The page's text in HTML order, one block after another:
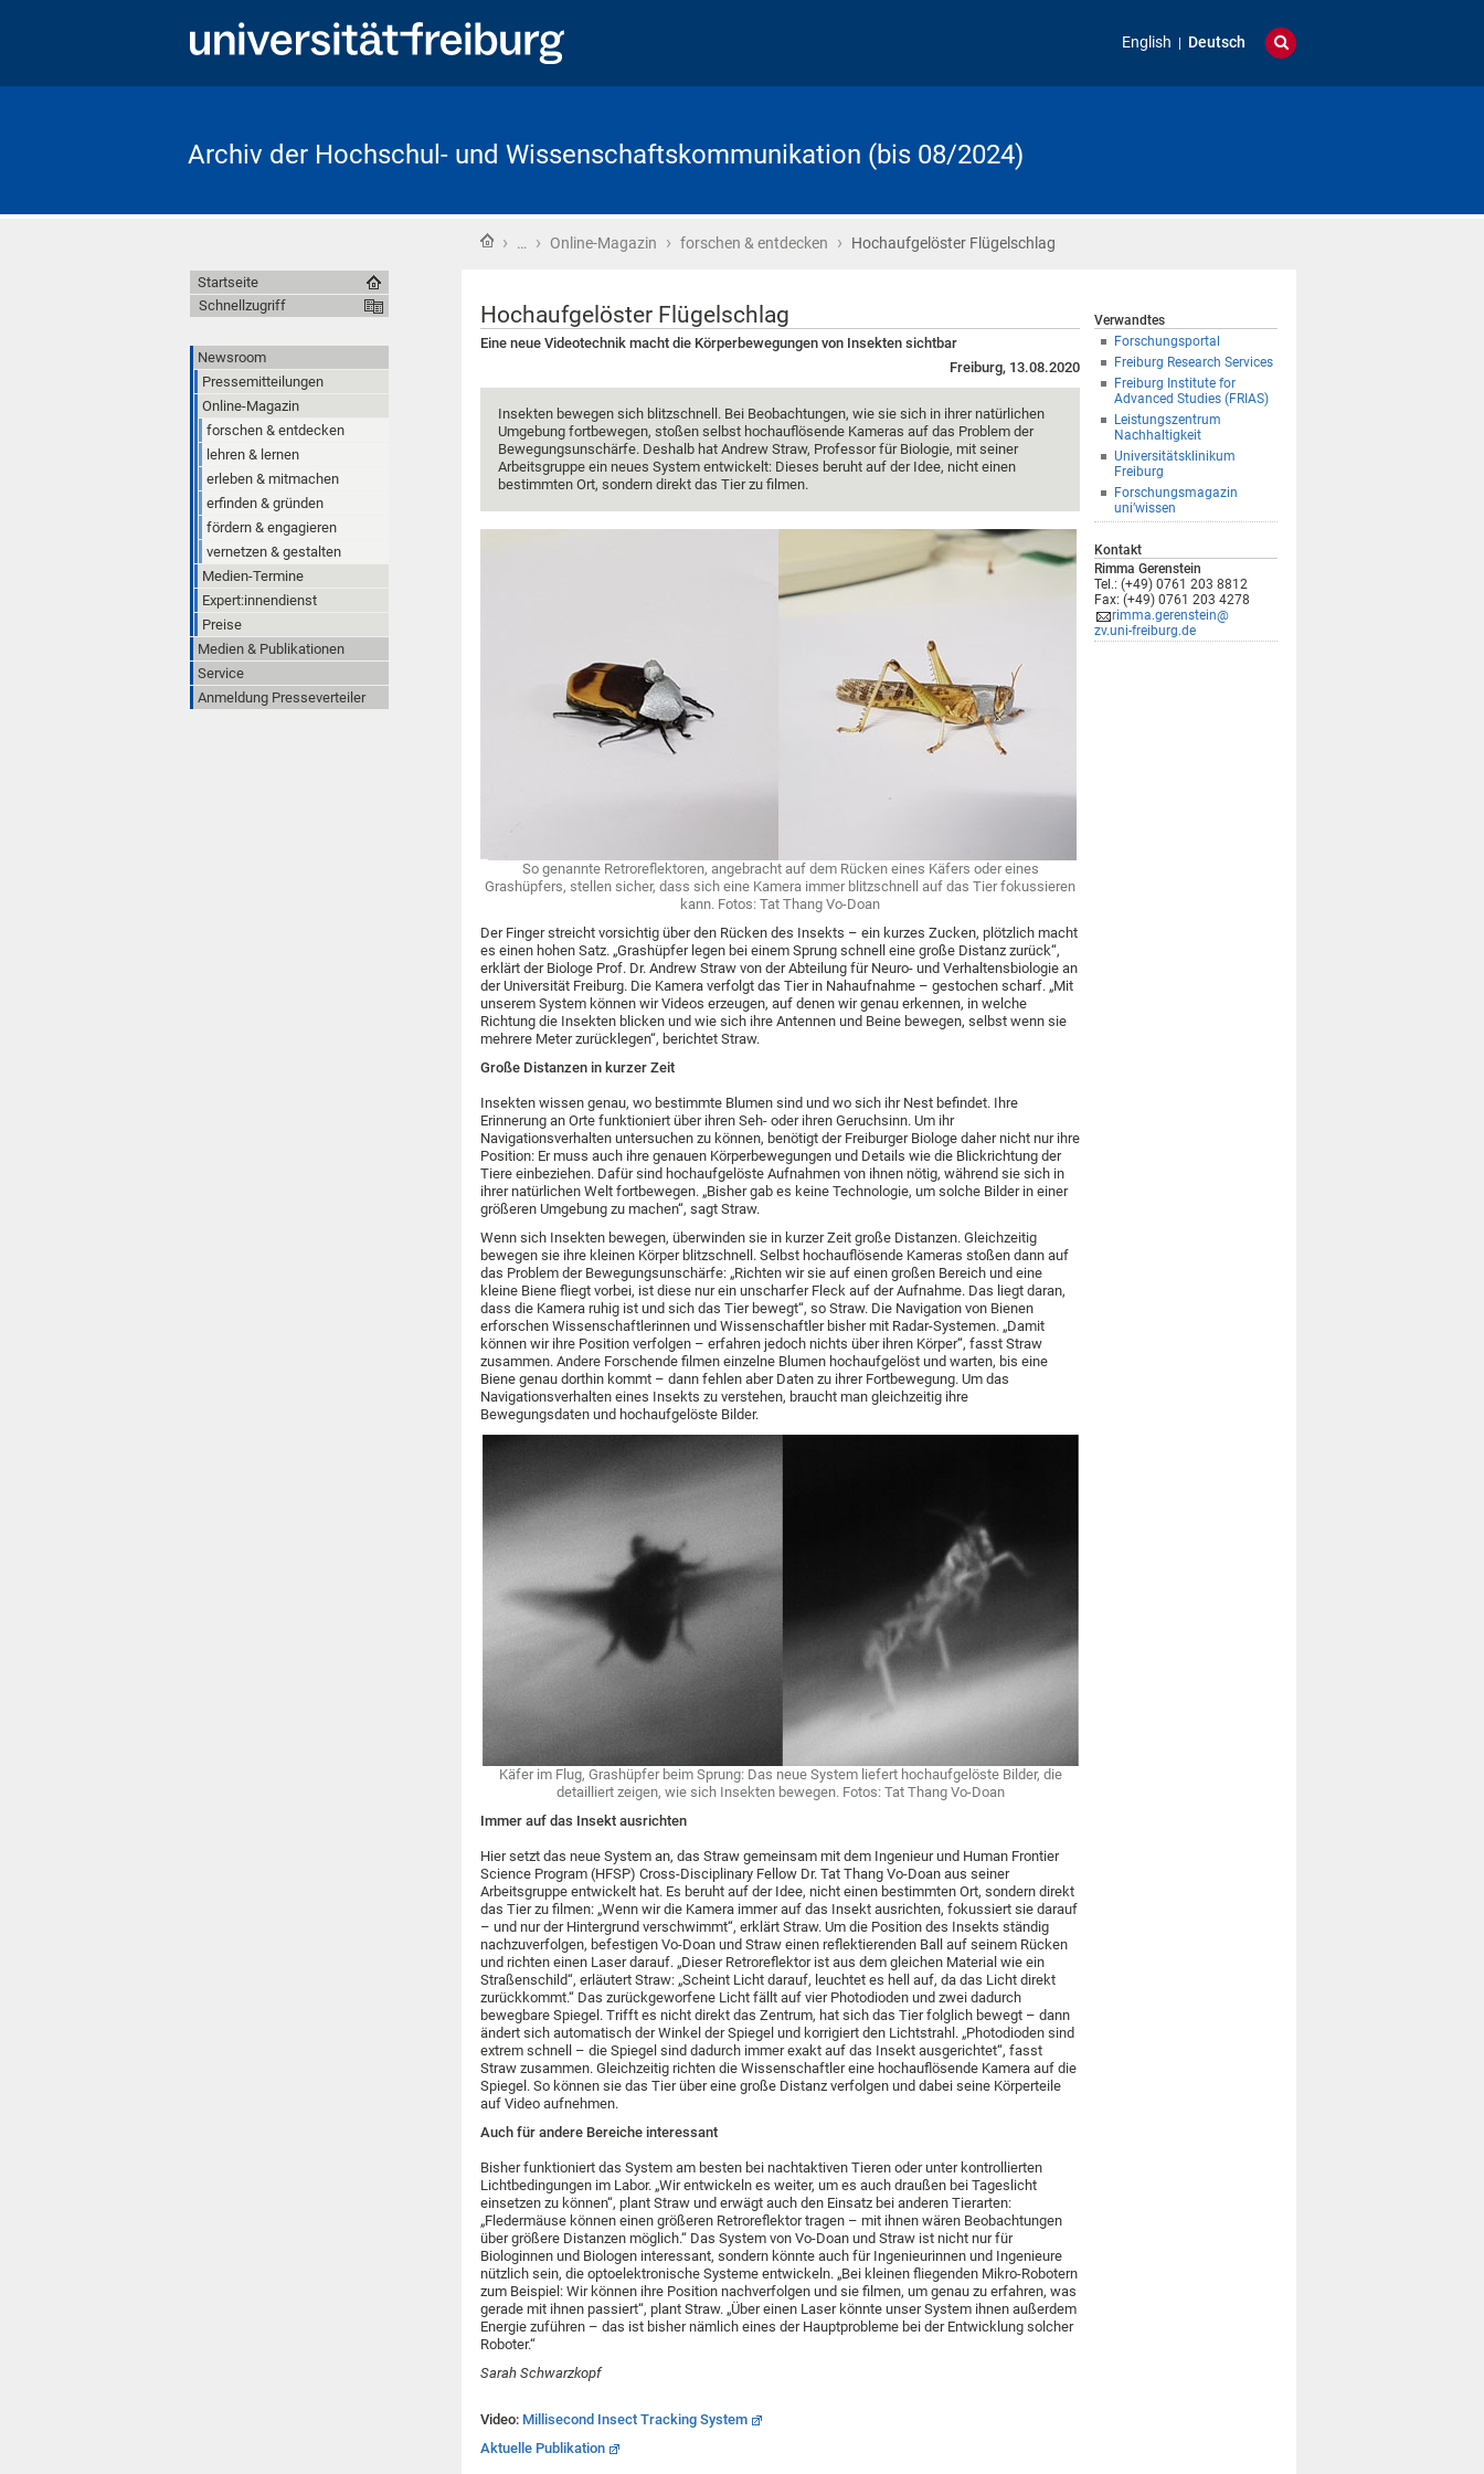
English Deutsch
Archiv der Hochschul- und Wissenschaftskommunikation (bis 08/2024)
Startseite
› … › Online-Magazin › forschen & entdecken › Hochaufgelöster Flügelschlag
Hochaufgelöster Flügelschlag
Eine neue Videotechnik macht die Körperbewegungen von Insekten sichtbar
Freiburg, 13.08.2020
Insekten bewegen sich blitzschnell. Bei Beobachtungen, wie sie sich in ihrer natürlichen
Umgebung fortbewegen, stoßen selbst hochauflösende Kameras auf das Problem der
Bewegungsunschärfe. Deshalb hat Andrew Straw, Professor für Biologie, mit seiner
Arbeitsgruppe ein neues System entwickelt: Dieses beruht auf der Idee, nicht einen
bestimmten Ort, sondern direkt das Tier zu filmen.
So genannte Retroreflektoren, angebracht auf dem Rücken eines Käfers oder eines
Grashüpfers, stellen sicher, dass sich eine Kamera immer blitzschnell auf das Tier fokussieren
kann. Fotos: Tat Thang Vo-Doan
Der Finger streicht vorsichtig über den Rücken des Insekts – ein kurzes Zucken, plötzlich macht
es einen hohen Satz. „Grashüpfer legen bei einem Sprung schnell eine große Distanz zurück“,
erklärt der Biologe Prof. Dr. Andrew Straw von der Abteilung für Neuro- und Verhaltensbiologie an
der Universität Freiburg. Die Kamera verfolgt das Tier in Nahaufnahme – gestochen scharf. „Mit
unserem System können wir Videos erzeugen, auf denen wir genau erkennen, in welche
Richtung die Insekten blicken und wie sich ihre Antennen und Beine bewegen, selbst wenn sie
mehrere Meter zurücklegen“, berichtet Straw.
Große Distanzen in kurzer Zeit
Insekten wissen genau, wo bestimmte Blumen sind und wo sich ihr Nest befindet. Ihre
Erinnerung an Orte funktioniert über ihren Seh- oder ihren Geruchsinn. Um ihr
Navigationsverhalten untersuchen zu können, benötigt der Freiburger Biologe daher nicht nur ihre
Position: Er muss auch ihre genauen Körperbewegungen und Details wie die Blickrichtung der
Tiere einbeziehen. Dafür sind hochaufgelöste Aufnahmen von ihnen nötig, während sie sich in
ihrer natürlichen Welt fortbewegen. „Bisher gab es keine Technologie, um solche Bilder in einer
größeren Umgebung zu machen“, sagt Straw.
Wenn sich Insekten bewegen, überwinden sie in kurzer Zeit große Distanzen. Gleichzeitig
bewegen sie ihre kleinen Körper blitzschnell. Selbst hochauflösende Kameras stoßen dann auf
das Problem der Bewegungsunschärfe: „Richten wir sie auf einen großen Bereich und eine
kleine Biene fliegt vorbei, ist diese nur ein unscharfer Fleck auf der Aufnahme. Das liegt daran,
dass die Kamera ruhig ist und sich das Tier bewegt“, so Straw. Die Navigation von Bienen
erforschen Wissenschaftlerinnen und Wissenschaftler bisher mit Radar-Systemen. „Damit
können wir ihre Position verfolgen – erfahren jedoch nichts über ihren Körper“, fasst Straw
zusammen. Andere Forschende filmen einzelne Blumen hochaufgelöst und warten, bis eine
Biene genau dorthin kommt – dann fehlen aber Daten zu ihrer Fortbewegung. Um das
Navigationsverhalten eines Insekts zu verstehen, braucht man gleichzeitig ihre
Bewegungsdaten und hochaufgelöste Bilder.
Käfer im Flug, Grashüpfer beim Sprung: Das neue System liefert hochaufgelöste Bilder, die
detailliert zeigen, wie sich Insekten bewegen. Fotos: Tat Thang Vo-Doan
Immer auf das Insekt ausrichten
Hier setzt das neue System an, das Straw gemeinsam mit dem Ingenieur und Human Frontier
Science Program (HFSP) Cross-Disciplinary Fellow Dr. Tat Thang Vo-Doan aus seiner
Arbeitsgruppe entwickelt hat. Es beruht auf der Idee, nicht einen bestimmten Ort, sondern direkt
das Tier zu filmen: „Wenn wir die Kamera immer auf das Insekt ausrichten, fokussiert sie darauf
– und nur der Hintergrund verschwimmt“, erklärt Straw. Um die Position des Insekts ständig
nachzuverfolgen, befestigen Vo-Doan und Straw einen reflektierenden Ball auf seinem Rücken
und richten einen Laser darauf. „Dieser Retroreflektor ist aus dem gleichen Material wie ein
Straßenschild“, erläutert Straw: „Scheint Licht darauf, leuchtet es hell auf, da das Licht direkt
zurückkommt.“ Das zurückgeworfene Licht fällt auf vier Photodioden und zwei dadurch
bewegbare Spiegel. Trifft es nicht direkt das Zentrum, hat sich das Tier folglich bewegt – dann
ändert sich automatisch der Winkel der Spiegel und korrigiert den Lichtstrahl. „Photodioden sind
extrem schnell – die Spiegel sind dadurch immer exakt auf das Insekt ausgerichtet“, fasst
Straw zusammen. Gleichzeitig richten die Wissenschaftler eine hochauflösende Kamera auf die
Spiegel. So können sie das Tier über eine große Distanz verfolgen und dabei seine Körperteile
auf Video aufnehmen.
Auch für andere Bereiche interessant
Bisher funktioniert das System am besten bei nachtaktiven Tieren oder unter kontrollierten
Lichtbedingungen im Labor. „Wir entwickeln es weiter, um es auch draußen bei Tageslicht
einsetzen zu können“, plant Straw und erwägt auch den Einsatz bei anderen Tierarten:
„Fledermäuse können einen größeren Retroreflektor tragen – mit ihnen wären Beobachtungen
über größere Distanzen möglich.“ Das System von Vo-Doan und Straw ist nicht nur für
Biologinnen und Biologen interessant, sondern könnte auch für Ingenieurinnen und Ingenieure
nützlich sein, die optoelektronische Systeme entwickeln. „Bei kleinen fliegenden Mikro-Robotern
zum Beispiel: Wir können ihre Position nachverfolgen und sie filmen, um genau zu erfahren, was
gerade mit ihnen passiert“, plant Straw. „Über einen Laser könnte unser System ihnen außerdem
Energie zuführen – das ist bisher nämlich eines der Hauptprobleme bei der Entwicklung solcher
Roboter.“
Sarah Schwarzkopf
Video: Millisecond Insect Tracking System
Aktuelle Publikation
Verwandtes
Forschungsportal
Freiburg Research Services
Freiburg Institute for
Advanced Studies (FRIAS)
Leistungszentrum
Nachhaltigkeit
Universitätsklinikum
Freiburg
Forschungsmagazin
uni’wissen
Kontakt
Rimma Gerenstein
Tel.: (+49) 0761 203 8812
Fax: (+49) 0761 203 4278
rimma.gerenstein@
zv.uni-freiburg.de
Startseite
Schnellzugriff
Newsroom
Pressemitteilungen
Online-Magazin
forschen & entdecken
lehren & lernen
erleben & mitmachen
erfinden & gründen
fördern & engagieren
vernetzen & gestalten
Medien-Termine
Expert:innendienst
Preise
Medien & Publikationen
Service
Anmeldung Presseverteiler